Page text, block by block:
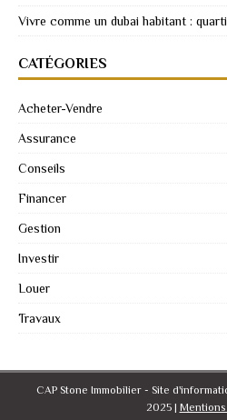
Vivre comme un dubai habitant :
CATÉGORIES
Acheter-Vendre
Assurance
Conseils
Financer
Gestion
Investir
Louer
Travaux
CAP Stone Immobilier - Site
2025 | Mentions